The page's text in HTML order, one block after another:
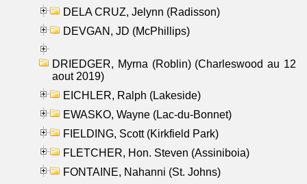
DELA CRUZ, Jelynn (Radisson)
DEVGAN, JD (McPhillips)
DRIEDGER, Myrna (Roblin) (Charleswood au 12
aout 2019)
EICHLER, Ralph (Lakeside)
EWASKO, Wayne (Lac-du-Bonnet)
FIELDING, Scott (Kirkfield Park)
FLETCHER, Hon. Steven (Assiniboia)
FONTAINE, Nahanni (St. Johns)